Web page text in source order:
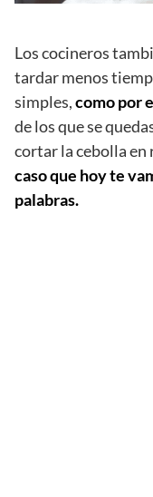
Los cocineros
tardar menos
simples,como por
de los que se
cortar la cebolla en
caso que hoy te
palabras.